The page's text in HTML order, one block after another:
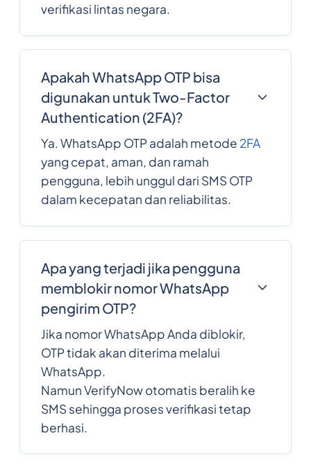
verifikasi lintas negara.
Apakah WhatsApp OTP bisa
digunakan untuk Two-Factor
Authentication (2FA)?
Ya. WhatsApp OTP adalah metode 2FA
yang cepat, aman, dan ramah
pengguna, lebih unggul dari SMS OTP
dalam kecepatan dan reliabilitas.
Apa yang terjadi jika pengguna
memblokir nomor WhatsApp
pengirim OTP?
Jika nomor WhatsApp Anda diblokir,
OTP tidak akan diterima melalui
WhatsApp.
Namun VerifyNow otomatis beralih ke
SMS sehingga proses verifikasi tetap
berhasi.